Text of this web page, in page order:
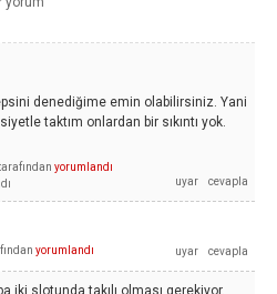
denediğime emin olabilirsiniz. Yani
taktım onlardan bir sıkıntı yok.
yorumlandı
yorumlandı
iki slotunda takılı olması gerekiyor.